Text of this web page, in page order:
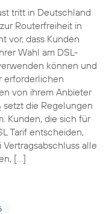
tritt in Deutschland
Routerfreiheit in
vor, dass Kunden
Wahl am DSL-
können und
erforderlichen
von ihrem Anbieter
setzt die Regelungen
Kunden, die sich für
Tarif entscheiden,
alle
[…]